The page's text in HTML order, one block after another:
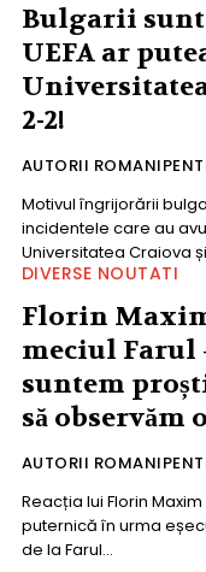
Bulgarii sunt
UEFA ar
2-2!
AUTORII
Motivul îngrijorării
incidentele care au
Universitatea Craiova
DIVERSE NOUTATI
Florin
meciul Farul
suntem
să observăm
AUTORII
Reacția lui Florin
puternică în urma
de la Farul...